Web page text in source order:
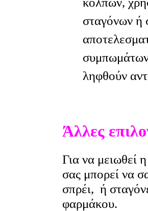
κόλπων,
σταγόνων ή
ληφθούν
Άλλες
Για να μειωθεί
σας μπορεί να
σπρέι, ή
φαρμάκου.